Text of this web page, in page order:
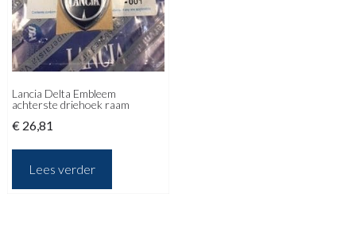
Lancia Delta Embleem
achterste driehoek raam
€ 26,81
Lees verder